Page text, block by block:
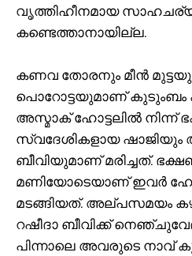
വൃത്തിഹീനമായ
കണ്ടെത്താനായില്ല.
കണവ തോരനും മീൻ
പൊറോട്ടയുമാണ് കുടുംബം
അസ്മാക് ഹോട്ടലിൽ നിന്ന്
സ്വദേശികളായ ഷാജിയും
ബീവിയുമാണ് മരിച്ചത്.
മണിയോടെയാണ് ഇവർ
മടങ്ങിയത്. അല്പസമയം
റഷീദാ ബീവിക്ക്
പിന്നാലെ അവരുടെ നാവ്